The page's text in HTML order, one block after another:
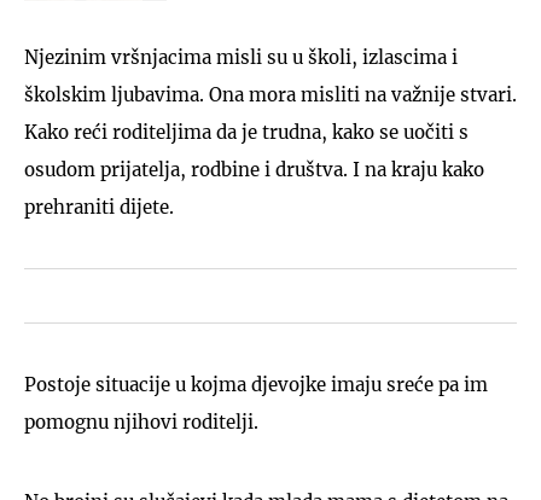
Njezinim vršnjacima misli su u školi, izlascima i
školskim ljubavima. Ona mora misliti na važnije stvari.
Kako reći roditeljima da je trudna, kako se uočiti s
osudom prijatelja, rodbine i društva. I na kraju kako
prehraniti dijete.
Postoje situacije u kojma djevojke imaju sreće pa im
pomognu njihovi roditelji.